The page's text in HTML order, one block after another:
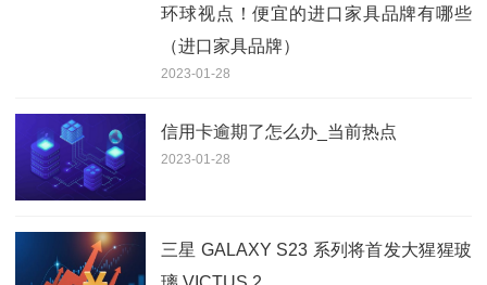
环球视点！便宜的进口家具品牌有哪些
（进口家具品牌）
2023-01-28
信用卡逾期了怎么办_当前热点
2023-01-28
三星 GALAXY S23 系列将首发大猩猩玻